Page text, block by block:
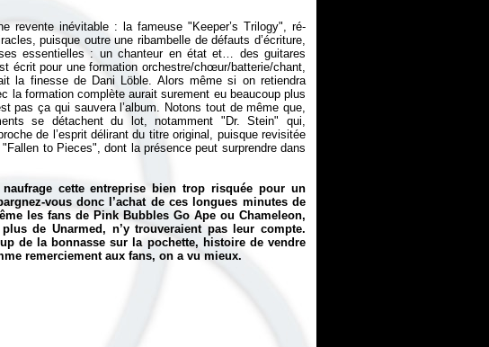
revente inévitable : la fameuse "Keeper’s Trilogy", ré-
puisque outre une ribambelle de défauts d’écriture,
essentielles : un chanteur en état et… des guitares
écrit pour une formation orchestre/chœur/batterie/chant,
la finesse de Dani Löble. Alors même si on retiendra
la formation complète aurait surement eu beaucoup plus
pas ça qui sauvera l’album. Notons tout de même que,
se détachent du lot, notamment "Dr. Stein" qui,
de l’esprit délirant du titre original, puisque revisitée
to Pieces", dont la présence peut surprendre dans
cette entreprise bien trop risquée pour un
vous donc l’achat de ces longues minutes de
les fans de Pink Bubbles Go Ape ouChameleon,
de Unarmed, n’y trouveraient pas leur compte.
de la bonnasse sur la pochette, histoire de vendre
remerciement aux fans, on a vu mieux.